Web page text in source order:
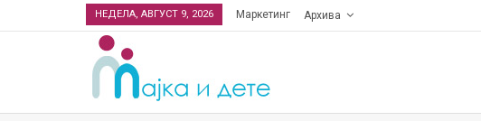
НЕДЕЛА, АВГУСТ 9, 2026 Маркетинг Архива